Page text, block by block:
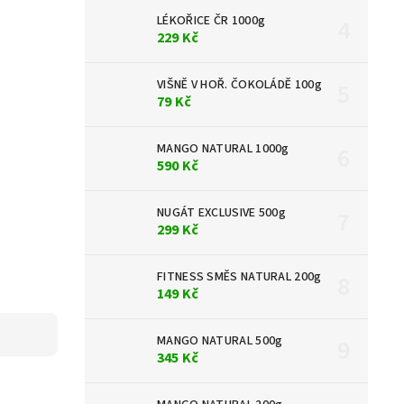
LÉKOŘICE ČR 1000g
229 Kč
VIŠNĚ V HOŘ. ČOKOLÁDĚ 100g
79 Kč
MANGO NATURAL 1000g
590 Kč
NUGÁT EXCLUSIVE 500g
299 Kč
FITNESS SMĚS NATURAL 200g
149 Kč
MANGO NATURAL 500g
345 Kč